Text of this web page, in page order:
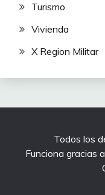
Turismo
Vivienda
X Region Militar
Todos los
Funciona gracias